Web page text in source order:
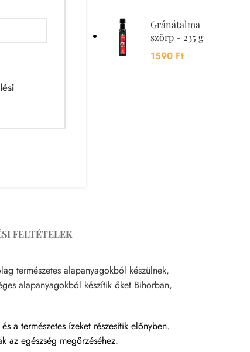
Gránátalma
szörp - 235 g
1590 Ft
FELTÉTELEK
természetes alapanyagokból készülnek,
alapanyagokból készítik őket Bihorban,
a természetes ízeket részesítik előnyben.
az egészség megőrzéséhez.